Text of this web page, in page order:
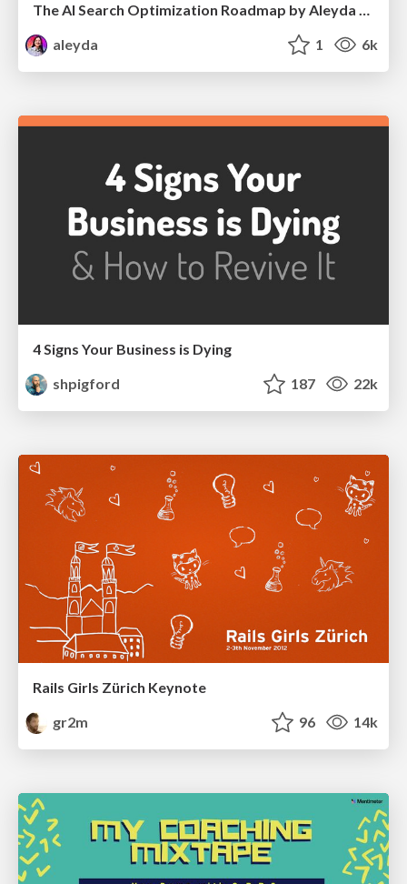
The AI Search Optimization Roadmap by Aleyda Solis
aleyda
1 6k
4 Signs Your Business is Dying
shpigford
187 22k
Rails Girls Zürich Keynote
gr2m
96 14k